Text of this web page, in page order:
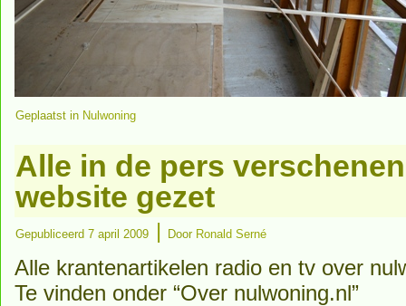
Geplaatst in Nulwoning
Alle in de pers
website gezet
Gepubliceerd 7 april 2009 | Door Ronald Serné
Alle krantenartikelen radio en tv over
Te vinden onder “Over nulwoning.nl”